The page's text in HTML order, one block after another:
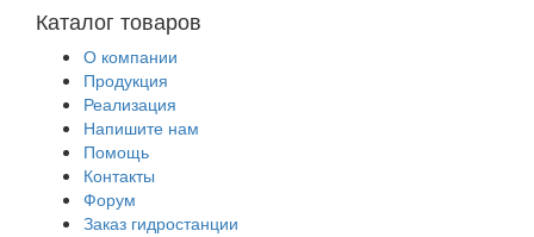
Каталог товаров
О компании
Продукция
Реализация
Напишите нам
Помощь
Контакты
Форум
Заказ гидростанции